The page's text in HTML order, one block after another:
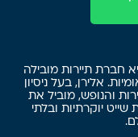
חברת תיירות מובילה
אלירן, בעל ניסיון
התיירות והנופש, מוביל את
שייט יוקרתיות ובלתי